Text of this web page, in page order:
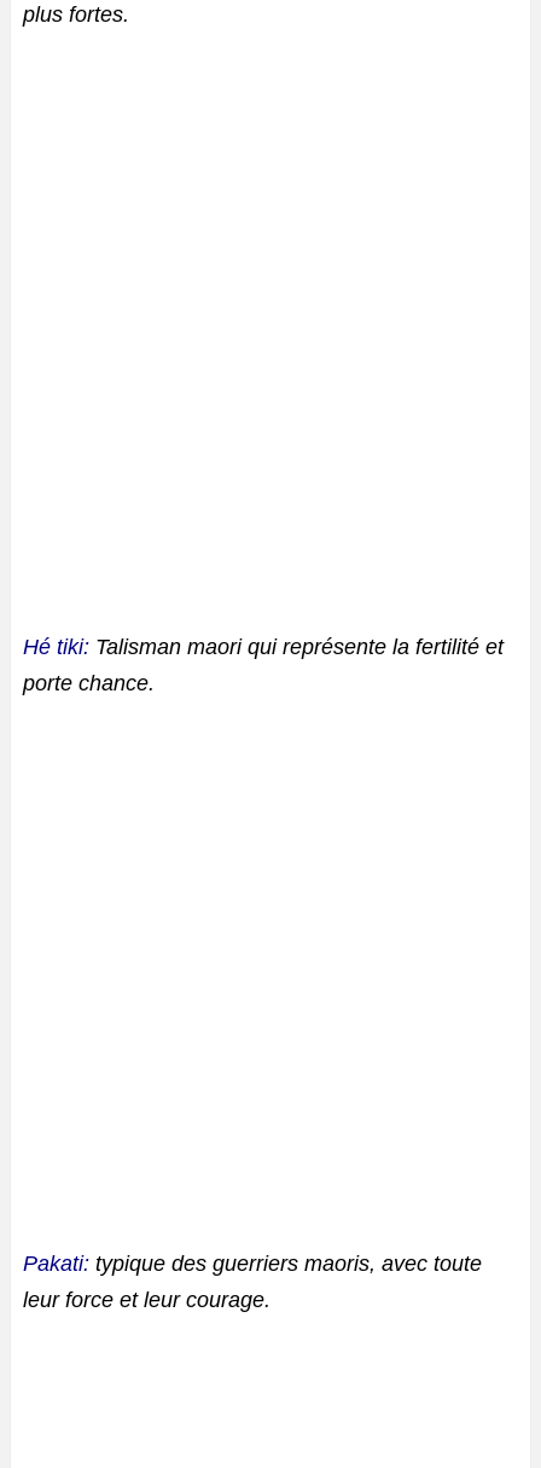
plus fortes.
Hé tiki: Talisman maori qui représente la fertilité et
porte chance.
Pakati: typique des guerriers maoris, avec toute
leur force et leur courage.